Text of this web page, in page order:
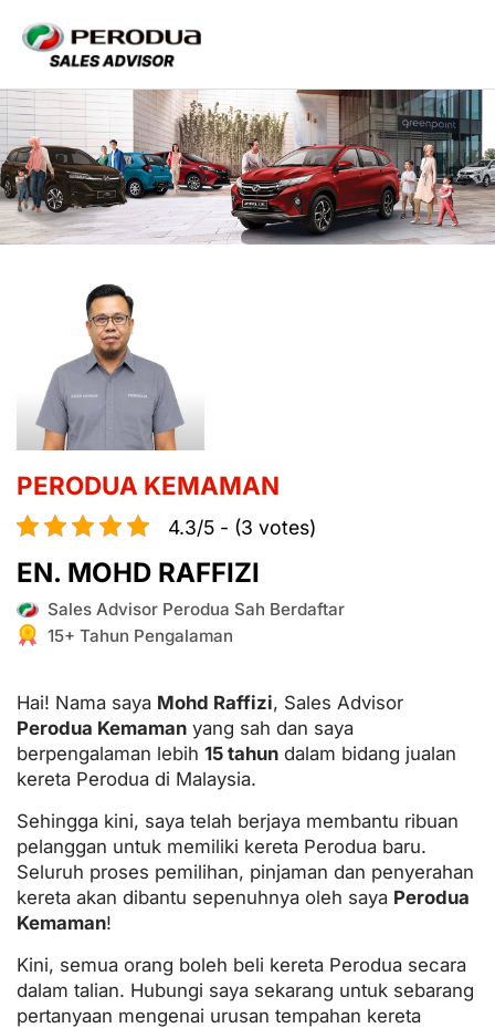
PERODUA KEMAMAN
4.3/5 - (3 votes)
EN. MOHD RAFFIZI
Sales Advisor Perodua Sah Berdaftar
15+ Tahun Pengalaman
Hai! Nama saya Mohd Raffizi, Sales Advisor
Perodua Kemaman yang sah dan saya
berpengalaman lebih 15 tahun dalam bidang jualan
kereta Perodua di Malaysia.
Sehingga kini, saya telah berjaya membantu ribuan
pelanggan untuk memiliki kereta Perodua baru.
Seluruh proses pemilihan, pinjaman dan penyerahan
kereta akan dibantu sepenuhnya oleh saya Perodua
Kemaman!
Kini, semua orang boleh beli kereta Perodua secara
dalam talian. Hubungi saya sekarang untuk sebarang
pertanyaan mengenai urusan tempahan kereta